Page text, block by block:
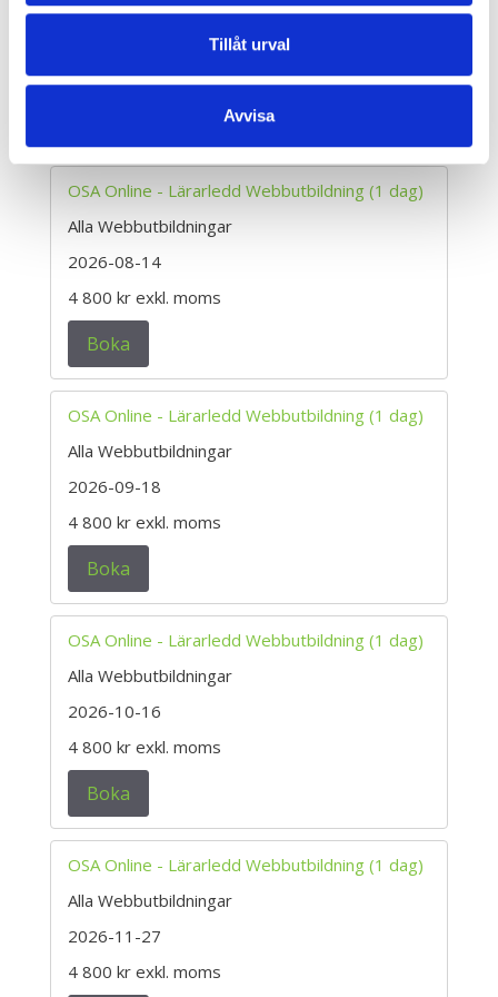
Tillåt urval
Avvisa
OSA Online - Lärarledd Webbutbildning (1 dag)
Alla Webbutbildningar
2026-08-14
4 800 kr exkl. moms
Boka
OSA Online - Lärarledd Webbutbildning (1 dag)
Alla Webbutbildningar
2026-09-18
4 800 kr exkl. moms
Boka
OSA Online - Lärarledd Webbutbildning (1 dag)
Alla Webbutbildningar
2026-10-16
4 800 kr exkl. moms
Boka
OSA Online - Lärarledd Webbutbildning (1 dag)
Alla Webbutbildningar
2026-11-27
4 800 kr exkl. moms